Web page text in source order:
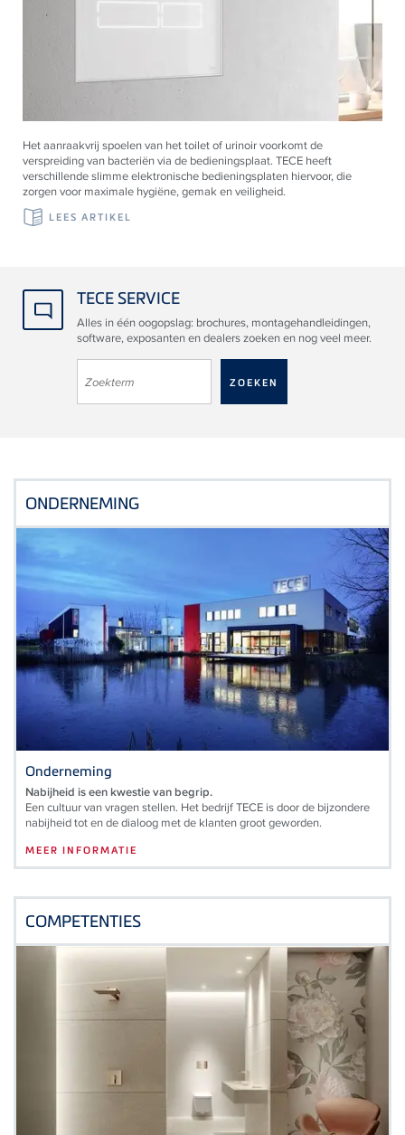
Het aanraakvrij spoelen van het toilet of urinoir voorkomt de
verspreiding van bacteriën via de bedieningsplaat. TECE heeft
verschillende slimme elektronische bedieningsplaten hiervoor, die
zorgen voor maximale hygiëne, gemak en veiligheid.
LEES ARTIKEL
TECE SERVICE
Alles in één oogopslag: brochures, montagehandleidingen,
software, exposanten en dealers zoeken en nog veel meer.
ONDERNEMING
Onderneming
Nabijheid is een kwestie van begrip.
Een cultuur van vragen stellen. Het bedrijf TECE is door de bijzondere
nabijheid tot en de dialoog met de klanten groot geworden.
MEER INFORMATIE
COMPETENTIES